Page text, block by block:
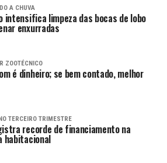
A CHUVA
intensifica limpeza das bocas de lobo
enxurradas
ZOOTÉCNICO
é dinheiro; se bem contado, melhor
TERCEIRO TRIMESTRE
recorde de financiamento na
habitacional